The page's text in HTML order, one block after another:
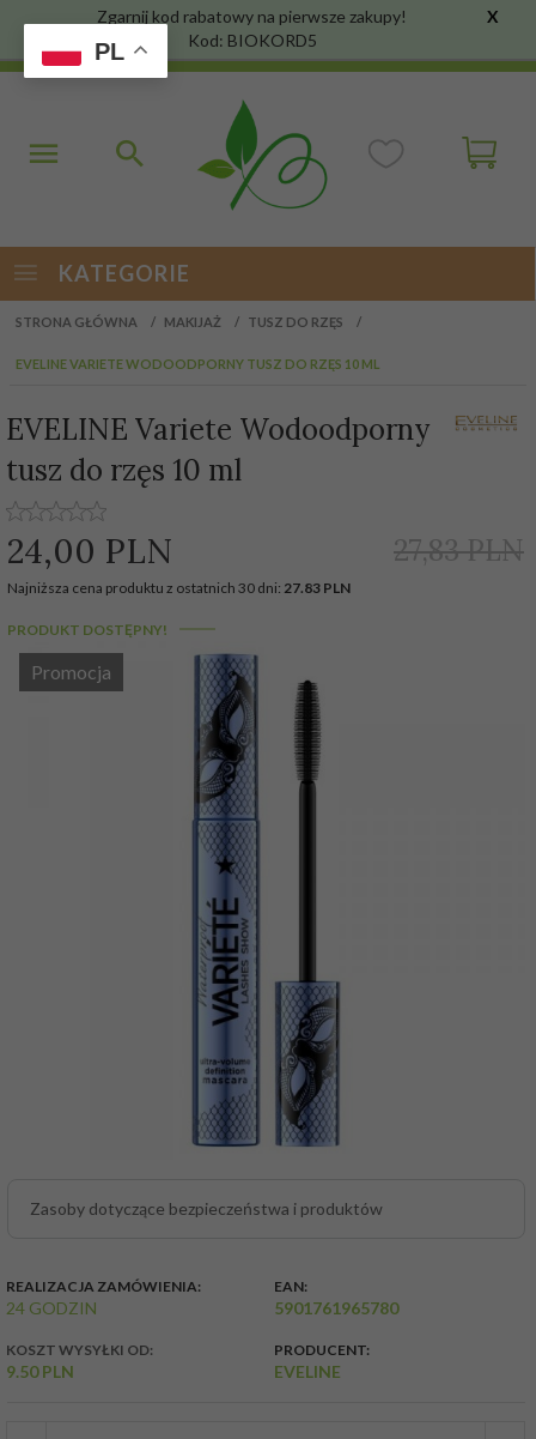
Zgarnij kod rabatowy na pierwsze zakupy!
Kod: BIOKORD5
X
KATEGORIE
STRONA GŁÓWNA MAKIJAŻ TUSZ DO RZĘS
EVELINE VARIETE WODOODPORNY TUSZ DO RZĘS 10 ML
EVELINE Variete Wodoodporny
tusz do rzęs 10 ml
24,00 PLN 27,83 PLN
Najniższa cena produktu z ostatnich 30 dni: 27.83 PLN
PRODUKT DOSTĘPNY!
Promocja
Zasoby dotyczące bezpieczeństwa i produktów
REALIZACJA ZAMÓWIENIA:
24 GODZIN
EAN:
5901761965780
KOSZT WYSYŁKI OD:
9.50 PLN
PRODUCENT:
EVELINE
PL